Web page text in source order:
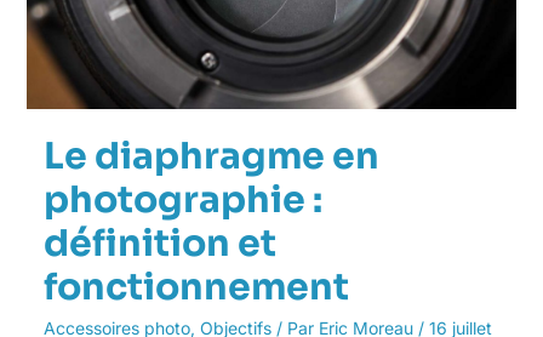
Le diaphragme en
photographie :
définition et
fonctionnement
Accessoires photo, Objectifs/ Par Eric Moreau / 16 juillet